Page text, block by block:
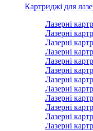
Картриджі для
Лазерні
Лазерні
Лазерні
Лазерні
Лазерні
Лазерні
Лазерні
Лазерні
Лазерні
Лазерні
Лазерні
Лазерні